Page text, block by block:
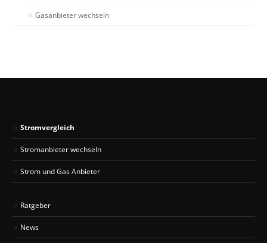
Gasanbieter wechseln
Stromvergleich
Stromanbieter wechseln
Strom und Gas Anbieter
Ratgeber
News